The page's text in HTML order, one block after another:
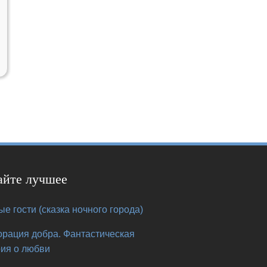
лучшее
гости (сказка ночного города)
добра. Фантастическая
о любви